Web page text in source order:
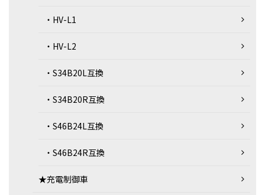
・HV-L1
・HV-L2
・S34B20L互換
・S34B20R互換
・S46B24L互換
・S46B24R互換
★充電制御車